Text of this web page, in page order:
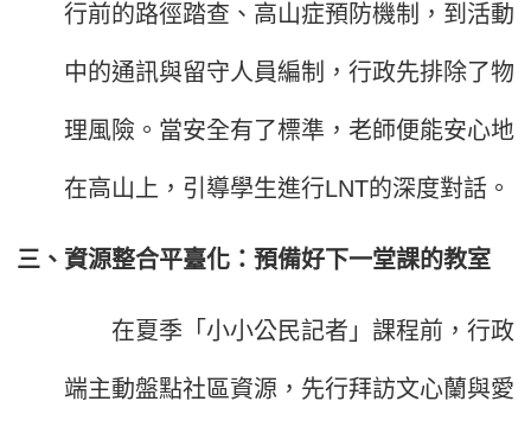
行前的路徑踏查、高山症預防機制，到活動
中的通訊與留守人員編制，行政先排除了物
理風險。當安全有了標準，老師便能安心地
在高山上，引導學生進行LNT的深度對話。
三、資源整合平臺化：預備好下一堂課的教室
在夏季「小小公民記者」課程前，行政
端主動盤點社區資源，先行拜訪文心蘭與愛